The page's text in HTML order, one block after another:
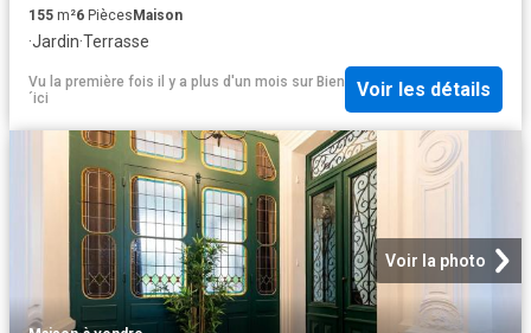
155 m²6 PiècesMaison
·Jardin·Terrasse
Vu la première fois il y a plus d'un mois sur Bien
´ici
Voir les détails
Voir la photo